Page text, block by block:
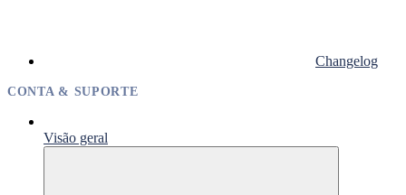
Changelog
CONTA & SUPORTE
Visão geral